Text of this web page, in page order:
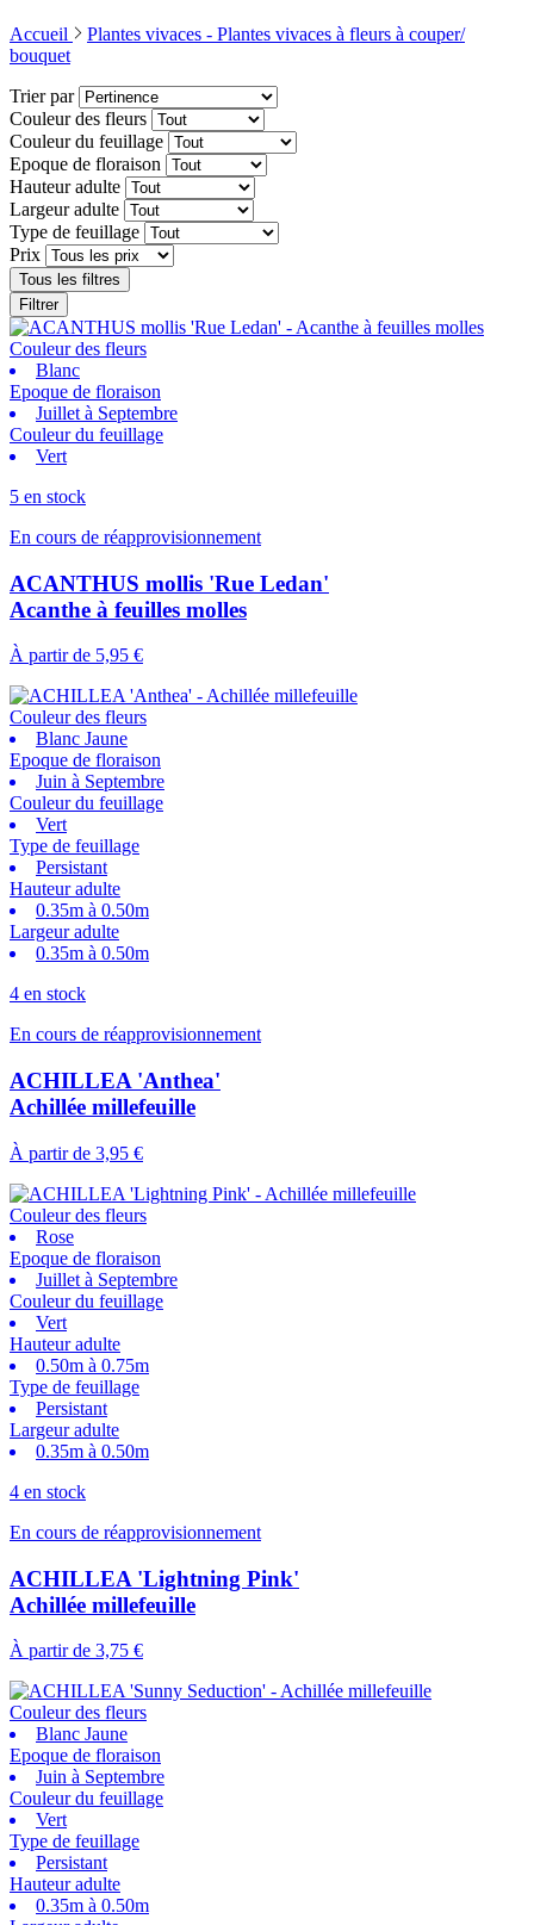
Accueil Plantes vivaces - Plantes vivaces à fleurs à couper/
bouquet
Trier par
Couleur des fleurs
Couleur du feuillage
Epoque de floraison
Hauteur adulte
Largeur adulte
Type de feuillage
Prix
Tous les filtres
Filtrer
Couleur des fleurs
Blanc
Epoque de floraison
Juillet à Septembre
Couleur du feuillage
Vert
5 en stock
En cours de réapprovisionnement
ACANTHUS mollis 'Rue Ledan'
Acanthe à feuilles molles
À partir de 5,95 €
Couleur des fleurs
Blanc Jaune
Epoque de floraison
Juin à Septembre
Couleur du feuillage
Vert
Type de feuillage
Persistant
Hauteur adulte
0.35m à 0.50m
Largeur adulte
0.35m à 0.50m
4 en stock
En cours de réapprovisionnement
ACHILLEA 'Anthea'
Achillée millefeuille
À partir de 3,95 €
Couleur des fleurs
Rose
Epoque de floraison
Juillet à Septembre
Couleur du feuillage
Vert
Hauteur adulte
0.50m à 0.75m
Type de feuillage
Persistant
Largeur adulte
0.35m à 0.50m
4 en stock
En cours de réapprovisionnement
ACHILLEA 'Lightning Pink'
Achillée millefeuille
À partir de 3,75 €
Couleur des fleurs
Blanc Jaune
Epoque de floraison
Juin à Septembre
Couleur du feuillage
Vert
Type de feuillage
Persistant
Hauteur adulte
0.35m à 0.50m